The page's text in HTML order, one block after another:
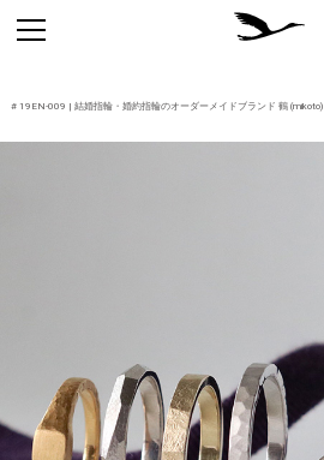
# 19EN-009 | 結婚指輪・婚約指輪のオーダーメイドブランド 鶴 (mikoto)
toggle
navigation